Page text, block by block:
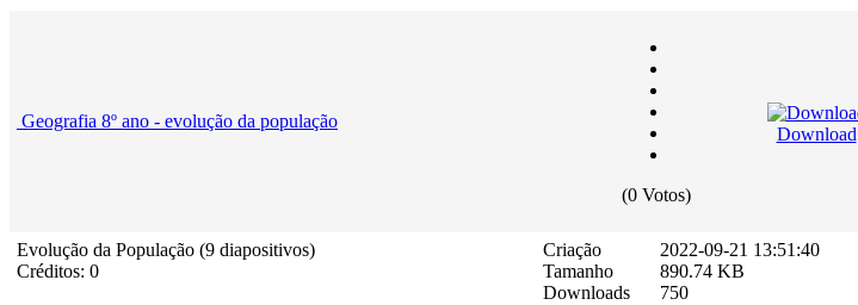
Geografia 8º ano - evolução da população
(0 Votos)
Download
Evolução da População (9 diapositivos)
Créditos: 0
Criação
Tamanho
Downloads
2022-09-21 13:51:40
890.74 KB
750